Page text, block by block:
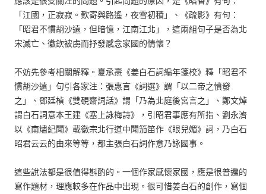
「江國，正寂寂。歎寄與路遙，夜雪初積」、《疏影》有句：
「昭君不慣胡沙遠，但暗憶，江南江北」，這兩組句子是否為北
宋滅亡、徽欽被虜而抒發感念家國的情懷？
不妨先參考相關解釋。夏承燾《姜白石詞編年箋校》釋「昭君不
慣胡沙遠」句引各家注：張惠言《詞選》謂「以二帝之憤發
之」、鄧廷楨《雙硯齋詞話》謂「乃為北庭後宮言之」、鄭文焯
謂白石詞意本王建《塞上詠梅詩》，引昭君事應有所指、劉永濟
以《南燼紀聞》載徽宗北行道中聞笳笛作《眼兒媚》詞，乃白石
昭君云云的由來等等，都主張白石詞作意乃詠國事。
這些說法都是很值得斟酌的。一個作家感懷家國，應是很普遍的
寫作題材，理應較多在作品中出現。很可惜姜白石的創作，寫個